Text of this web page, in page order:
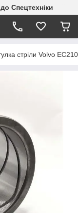
Спецтехніки
стріли Volvo